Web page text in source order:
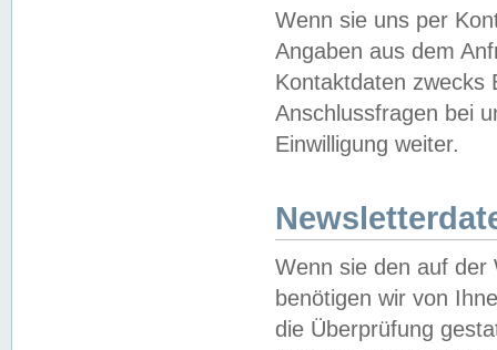
Wenn sie uns per
Angaben aus dem
Kontaktdaten zwecks
Anschlussfragen bei
Einwilligung weiter.
Wenn sie den auf der
benötigen wir von
die Überprüfung